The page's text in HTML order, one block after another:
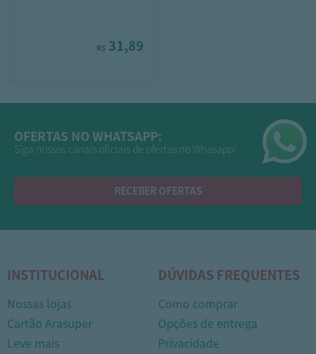
R$ 31,89
OFERTAS NO WHATSAPP:
Siga nossos canais oficiais de ofertas no Whasapp!
RECEBER OFERTAS
INSTITUCIONAL
Nossas lojas
Cartão Arasuper
Leve mais
DÚVIDAS FREQUENTES
Como comprar
Opções de entrega
Privacidade